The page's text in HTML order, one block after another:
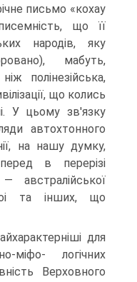
письмо «кохау
що її
народів, яку
мабуть,
полінезійська,
що колись
У цьому зв'яз­ку
автохтонного
на нашу думку,
в перерізі
австралійської
та інших, що
для
міфо- логічних
Верховного